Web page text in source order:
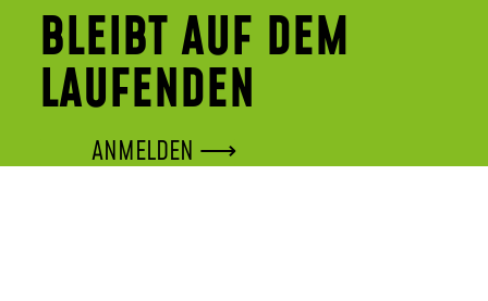
BLEIBT AUF DEM
LAUFENDEN
ANMELDEN ⟶